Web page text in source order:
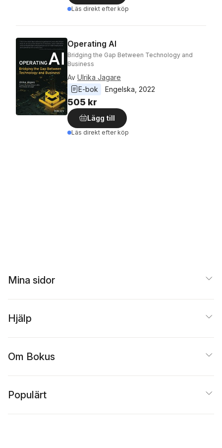
Läs direkt efter köp
Operating AI
Bridging the Gap Between Technology and
Business
Av Ulrika Jagare
E-bok
Engelska 2022
505 kr
Lägg till
Läs direkt efter köp
Mina sidor
Hjälp
Om Bokus
Populärt